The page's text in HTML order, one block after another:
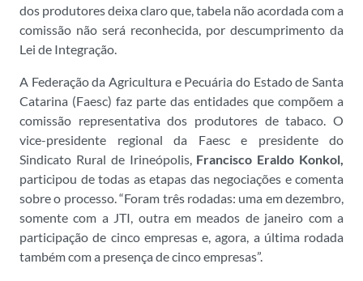
dos produtores deixa claro que, tabela não acordada com a
comissão não será reconhecida, por descumprimento da
Lei de Integração.
A Federação da Agricultura e Pecuária do Estado de Santa
Catarina (Faesc) faz parte das entidades que compõem a
comissão representativa dos produtores de tabaco. O
vice-presidente regional da Faesc e presidente do
Sindicato Rural de Irineópolis, Francisco Eraldo Konkol,
participou de todas as etapas das negociações e comenta
sobre o processo. “Foram três rodadas: uma em dezembro,
somente com a JTI, outra em meados de janeiro com a
participação de cinco empresas e, agora, a última rodada
também com a presença de cinco empresas”.